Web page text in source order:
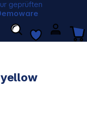
geprüften